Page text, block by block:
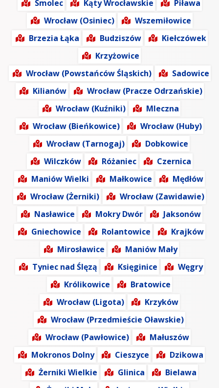
Smolec
Kąty Wrocławskie
Piława
Wrocław (Osiniec)
Wszemiłowice
Brzezia Łąka
Budziszów
Kiełczówek
Krzyżowice
Wrocław (Powstańców Śląskich)
Sadowice
Kilianów
Wrocław (Pracze Odrzańskie)
Wrocław (Kuźniki)
Mleczna
Wrocław (Bieńkowice)
Wrocław (Huby)
Wrocław (Tarnogaj)
Dobkowice
Wilczków
Różaniec
Czernica
Maniów Wielki
Małkowice
Mędłów
Wrocław (Żerniki)
Wrocław (Zawidawie)
Nasławice
Mokry Dwór
Jaksonów
Gniechowice
Rolantowice
Krajków
Mirosławice
Maniów Mały
Tyniec nad Ślęzą
Księginice
Węgry
Królikowice
Bratowice
Wrocław (Ligota)
Krzyków
Wrocław (Przedmieście Oławskie)
Wrocław (Pawłowice)
Małuszów
Mokronos Dolny
Cieszyce
Dzikowa
Żerniki Wielkie
Glinica
Bielawa